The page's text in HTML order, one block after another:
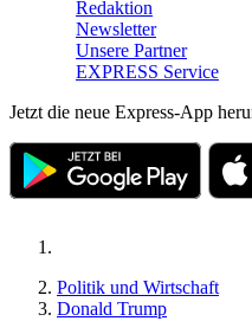
Redaktion
Newsletter
Unsere Partner
EXPRESS Service
Jetzt die neue Express-App
Politik und Wirtschaft
Donald Trump